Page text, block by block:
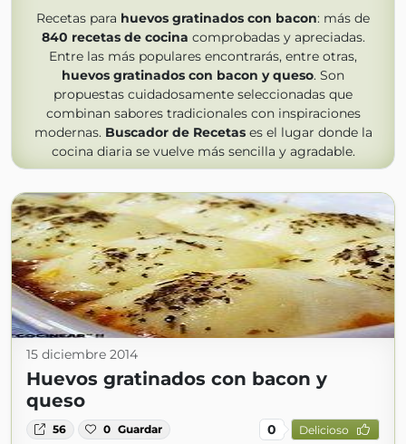
Recetas para huevos gratinados con bacon: más de
840 recetas de cocina comprobadas y apreciadas.
Entre las más populares encontrarás, entre otras,
huevos gratinados con bacon y queso. Son
propuestas cuidadosamente seleccionadas que
combinan sabores tradicionales con inspiraciones
modernas. Buscador de Recetases el lugar donde la
cocina diaria se vuelve más sencilla y agradable.
15 diciembre 2014
Huevos gratinados con bacon y
queso
56 0 Guardar 0 Delicioso